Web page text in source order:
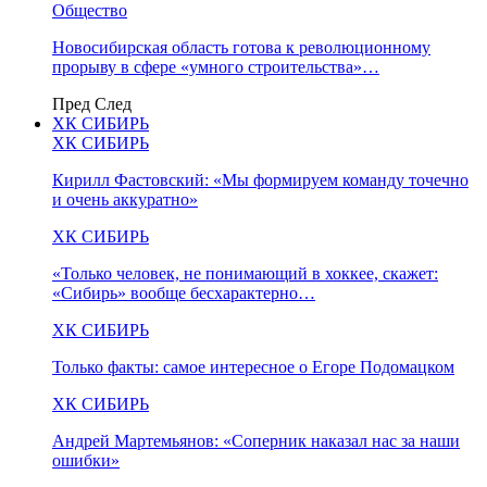
Общество
Новосибирская область готова к революционному
прорыву в сфере «умного строительства»…
Пред След
ХК СИБИРЬ
ХК СИБИРЬ
Кирилл Фастовский: «Мы формируем команду точечно
и очень аккуратно»
ХК СИБИРЬ
«Только человек, не понимающий в хоккее, скажет:
«Сибирь» вообще бесхарактерно…
ХК СИБИРЬ
Только факты: самое интересное о Егоре Подомацком
ХК СИБИРЬ
Андрей Мартемьянов: «Соперник наказал нас за наши
ошибки»